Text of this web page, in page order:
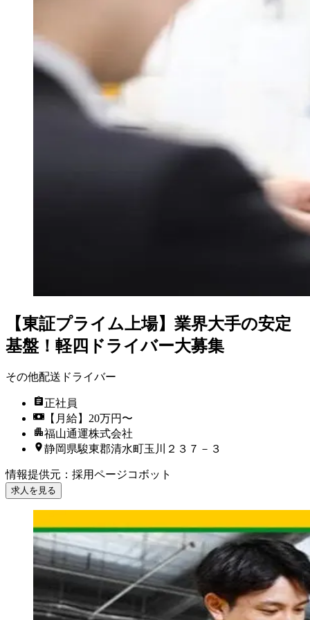
【東証プライム上場】業界大手の安定
基盤！軽四ドライバー大募集
その他配送ドライバー
正社員
【月給】20万円〜
福山通運株式会社
静岡県駿東郡清水町玉川２３７－３
情報提供元 ： 採用ページコボット
求人を見る